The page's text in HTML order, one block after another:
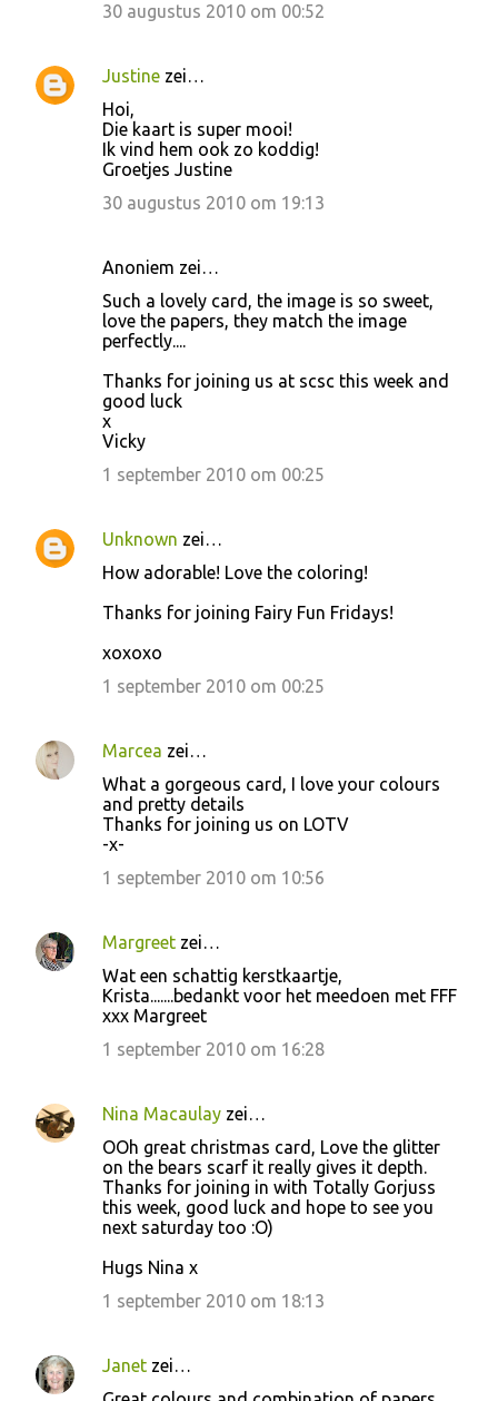
30 augustus 2010 om 00:52
Justine zei…
Hoi,
Die kaart is super mooi!
Ik vind hem ook zo koddig!
Groetjes Justine
30 augustus 2010 om 19:13
Anoniem zei…
Such a lovely card, the image is so sweet,
love the papers, they match the image
perfectly....
Thanks for joining us at scsc this week and
good luck
x
Vicky
1 september 2010 om 00:25
Unknown zei…
How adorable! Love the coloring!
Thanks for joining Fairy Fun Fridays!
xoxoxo
1 september 2010 om 00:25
Marcea zei…
What a gorgeous card, I love your colours
and pretty details
Thanks for joining us on LOTV
-x-
1 september 2010 om 10:56
Margreet zei…
Wat een schattig kerstkaartje,
Krista.......bedankt voor het meedoen met FFF
xxx Margreet
1 september 2010 om 16:28
Nina Macaulay zei…
OOh great christmas card, Love the glitter
on the bears scarf it really gives it depth.
Thanks for joining in with Totally Gorjuss
this week, good luck and hope to see you
next saturday too :O)
Hugs Nina x
1 september 2010 om 18:13
Janet zei…